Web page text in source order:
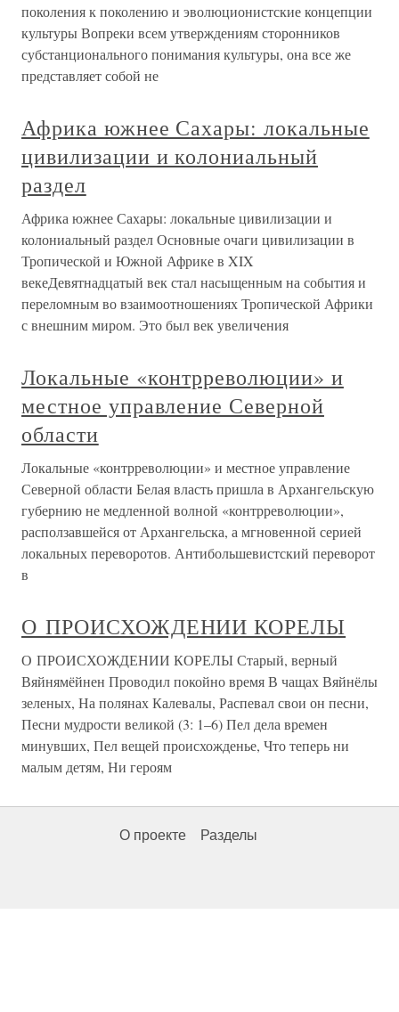
поколения к поколению и эволюционистские концепции
культуры Вопреки всем утверждениям сторонников
субстанционального понимания культуры, она все же
представляет собой не
Африка южнее Сахары: локальные
цивилизации и колониальный
раздел
Африка южнее Сахары: локальные цивилизации и
колониальный раздел Основные очаги цивилизации в
Тропической и Южной Африке в XIX
векеДевятнадцатый век стал насыщенным на события и
переломным во взаимоотношениях Тропической Африки
с внешним миром. Это был век увеличения
Локальные «контрреволюции» и
местное управление Северной
области
Локальные «контрреволюции» и местное управление
Северной области Белая власть пришла в Архангельскую
губернию не медленной волной «контрреволюции»,
расползавшейся от Архангельска, а мгновенной серией
локальных переворотов. Антибольшевистский переворот
в
О ПРОИСХОЖДЕНИИ КОРЕЛЫ
О ПРОИСХОЖДЕНИИ КОРЕЛЫ Старый, верный
Вяйнямёйнен Проводил покойно время В чащах Вяйнёлы
зеленых, На полянах Калевалы, Распевал свои он песни,
Песни мудрости великой (3: 1–6) Пел дела времен
минувших, Пел вещей происхожденье, Что теперь ни
малым детям, Ни героям
О проекте Разделы